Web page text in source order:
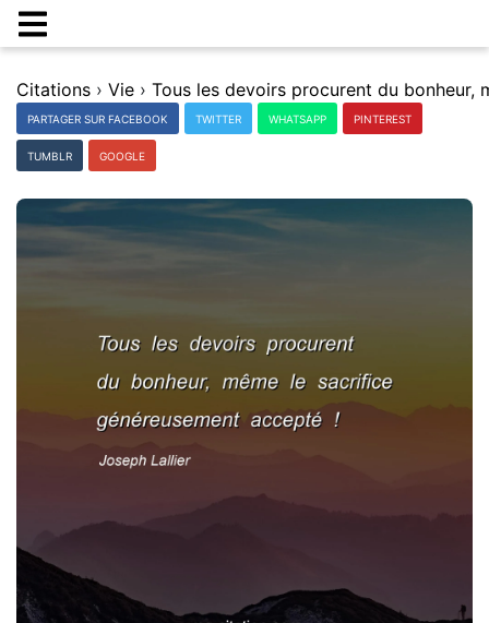
Citations › Vie ›
PARTAGER SUR FACEBOOK TWITTER WHATSAPP PINTEREST
TUMBLR GOOGLE